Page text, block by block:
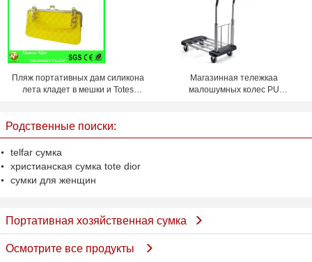
хозяйственной сумки
Пляж портативных дам силикона
лета кладет в мешки и Totes
Магазинная тележкаа
малошумных колес PU
Родственные поиски:
telfar сумка
христианская сумка tote dior
сумки для женщин
Портативная хозяйственная сумка
Осмотрите все продукты